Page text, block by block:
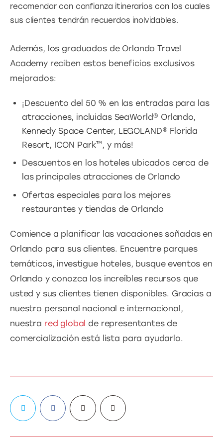
recomendar con confianza itinerarios con los cuales
sus clientes tendrán recuerdos inolvidables.
Además, los graduados de Orlando Travel
Academy reciben estos beneficios exclusivos
mejorados:
¡Descuento del 50 % en las entradas para las
atracciones, incluidas SeaWorld® Orlando,
Kennedy Space Center, LEGOLAND® Florida
Resort, ICON Park™, y más!
Descuentos en los hoteles ubicados cerca de
las principales atracciones de Orlando
Ofertas especiales para los mejores
restaurantes y tiendas de Orlando
Comience a planificar las vacaciones soñadas en
Orlando para sus clientes. Encuentre parques
temáticos, investigue hoteles, busque eventos en
Orlando y conozca los increíbles recursos que
usted y sus clientes tienen disponibles. Gracias a
nuestro personal nacional e internacional,
nuestra red global de representantes de
comercialización está lista para ayudarlo.